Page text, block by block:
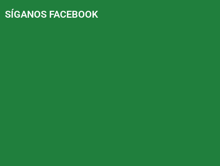
SÍGANOS FACEBOOK